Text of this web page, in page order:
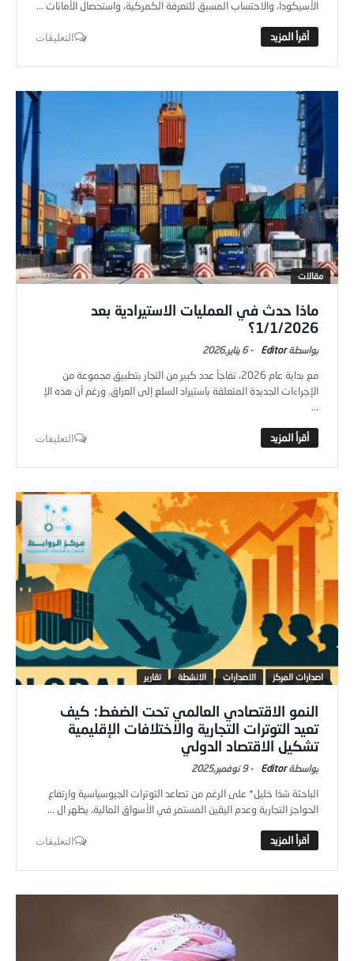
الأسيكودا، والاحتساب المسبق للتعرفة الكمركية، واستحصال الأمانات ...
التعليقات
مقالات
ماذا حدث في العمليات الاستيرادية بعد
1/1/2026؟
Editor
-6 يناير,2026
مع بداية عام 2026، تفاجأ عدد كبير من التجار بتطبيق مجموعة من
الإجراءات الجديدة المتعلقة باستيراد السلع إلى العراق. ورغم أن هذه الإ
...
التعليقات
اصدارات المركز الاصدارات الانشطة تقارير
النمو الاقتصادي العالمي تحت الضغط: كيف
تعيد التوترات التجارية والاختلافات الإقليمية
تشكيل الاقتصاد الدولي
Editor
-9 نوفمبر,2025
الباحثة شذا خليل* على الرغم من تصاعد التوترات الجيوسياسية وارتفاع
الحواجز التجارية وعدم اليقين المستمر في الأسواق المالية، يظهر ال ...
التعليقات